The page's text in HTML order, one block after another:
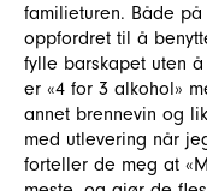
familieturen. Både
oppfordret til å
fylle barskapet uten
er «4 for 3 alkohol»
annet brennevin og
med utlevering når
forteller de meg at